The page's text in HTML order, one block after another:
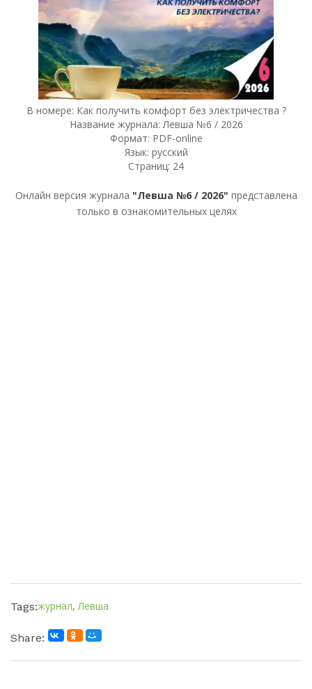
В номере: Как получить комфорт без электричества ?
Название журнала: Левша №6 / 2026
Формат: PDF-online
Язык: русский
Страниц: 24
Онлайн версия журнала "Левша №6 / 2026" представлена
только в ознакомительных целях
Tags:журнал, Левша
Share: